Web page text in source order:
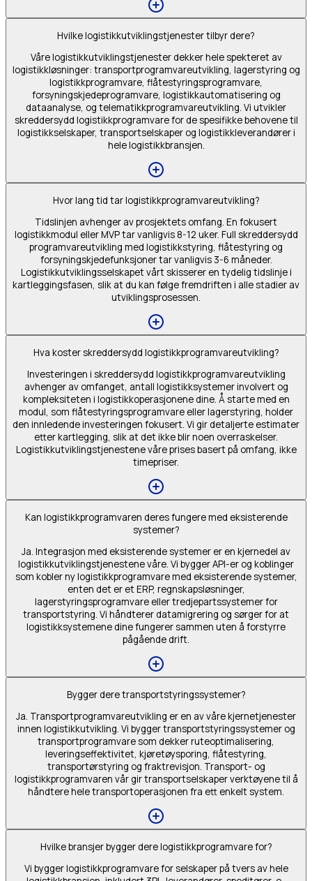
Hvilke logistikkutviklingstjenester tilbyr dere?
Våre logistikkutviklingstjenester dekker hele spekteret av
logistikkløsninger: transportprogramvareutvikling, lagerstyring og
logistikkprogramvare, flåtestyringsprogramvare,
forsyningskjedeprogramvare, logistikkautomatisering og
dataanalyse, og telematikkprogramvareutvikling. Vi utvikler
skreddersydd logistikkprogramvare for de spesifikke behovene til
logistikkselskaper, transportselskaper og logistikkleverandører i
hele logistikkbransjen.
Hvor lang tid tar logistikkprogramvareutvikling?
Tidslinjen avhenger av prosjektets omfang. En fokusert
logistikkmodul eller MVP tar vanligvis 8-12 uker. Full skreddersydd
programvareutvikling med logistikkstyring, flåtestyring og
forsyningskjedefunksjoner tar vanligvis 3-6 måneder.
Logistikkutviklingsselskapet vårt skisserer en tydelig tidslinje i
kartleggingsfasen, slik at du kan følge fremdriften i alle stadier av
utviklingsprosessen.
Hva koster skreddersydd logistikkprogramvareutvikling?
Investeringen i skreddersydd logistikkprogramvareutvikling
avhenger av omfanget, antall logistikksystemer involvert og
kompleksiteten i logistikkoperasjonene dine. Å starte med en
modul, som flåtestyringsprogramvare eller lagerstyring, holder
den innledende investeringen fokusert. Vi gir detaljerte estimater
etter kartlegging, slik at det ikke blir noen overraskelser.
Logistikkutviklingstjenestene våre prises basert på omfang, ikke
timepriser.
Kan logistikkprogramvaren deres fungere med eksisterende
systemer?
Ja. Integrasjon med eksisterende systemer er en kjernedel av
logistikkutviklingstjenestene våre. Vi bygger API-er og koblinger
som kobler ny logistikkprogramvare med eksisterende systemer,
enten det er et ERP, regnskapsløsninger,
lagerstyringsprogramvare eller tredjepartssystemer for
transportstyring. Vi håndterer datamigrering og sørger for at
logistikksystemene dine fungerer sammen uten å forstyrre
pågående drift.
Bygger dere transportstyringssystemer?
Ja. Transportprogramvareutvikling er en av våre kjernetjenester
innen logistikkutvikling. Vi bygger transportstyringssystemer og
transportprogramvare som dekker ruteoptimalisering,
leveringseffektivitet, kjøretøysporing, flåtestyring,
transportørstyring og fraktrevisjon. Transport- og
logistikkprogramvaren vår gir transportselskaper verktøyene til å
håndtere hele transportoperasjonen fra ett enkelt system.
Hvilke bransjer bygger dere logistikkprogramvare for?
Vi bygger logistikkprogramvare for selskaper på tvers av hele